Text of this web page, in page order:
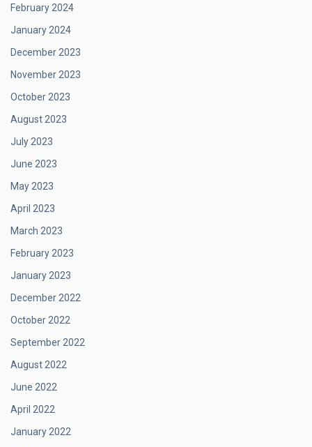
February 2024
January 2024
December 2023
November 2023
October 2023
August 2023
July 2023
June 2023
May 2023
April 2023
March 2023
February 2023
January 2023
December 2022
October 2022
September 2022
August 2022
June 2022
April 2022
January 2022